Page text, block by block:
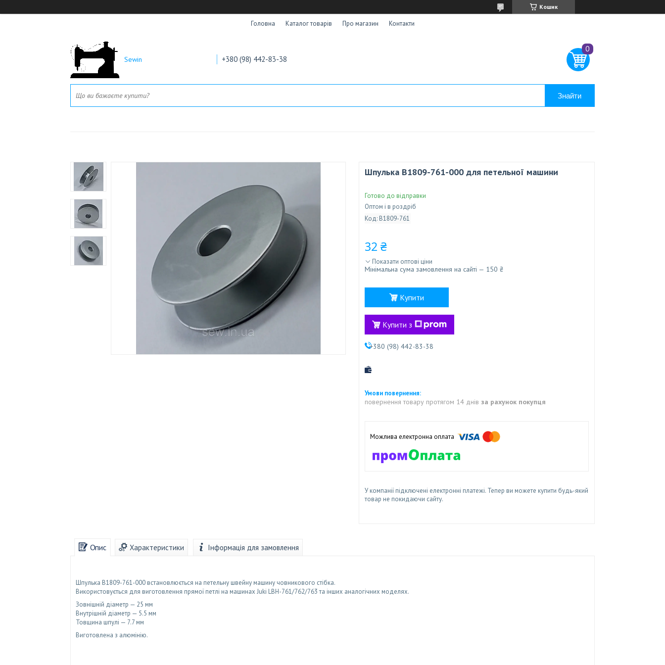
Кошик
Головна Каталог товарів Про магазин Контакти
Sewin +380 (98) 442-83-38
Знайти
Шпулька B1809-761-000 для петельної машини
Готово до відправки
Оптом і в роздріб
Код: B1809-761
32 ₴
Показати оптові ціни
Мінімальна сума замовлення на сайті — 150 ₴
Купити
Купити з
+380 (98) 442-83-38
повернення товару протягом 14 днів за рахунок покупця
У компанії підключені електронні платежі. Тепер ви можете купити будь-який
товар не покидаючи сайту.
Опис Характеристики Інформація для замовлення
Шпулька B1809-761-000 встановлюється на петельну швейну машину човникового стібка.
Використовується для виготовлення прямої петлі на машинах Juki LBH-761/762/763 та інших аналогічних моделях.
Зовнішній діаметр — 25 мм
Внутрішній діаметр — 5.5 мм
Товщина шпулі — 7.7 мм
Виготовлена з алюмінію.